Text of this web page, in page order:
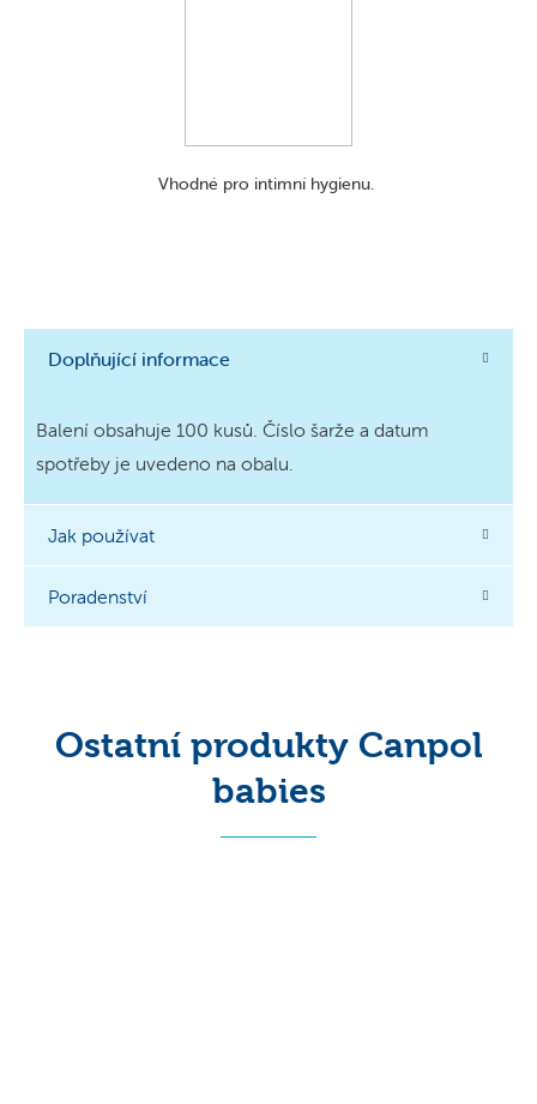
Vhodné pro intimní hygienu.
Doplňující informace
Balení obsahuje 100 kusů. Číslo šarže a datum
spotřeby je uvedeno na obalu.
Jak používat
Poradenství
Ostatní produkty Canpol
babies